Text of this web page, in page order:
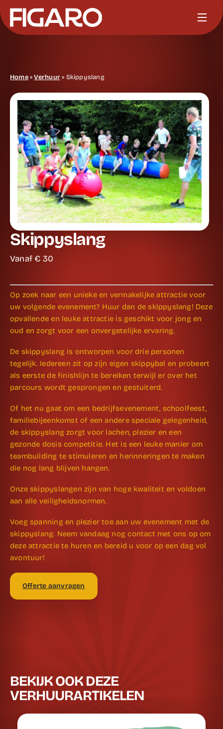
Home»Verhuur» Skippyslang
Skippyslang
Vanaf € 30
Op zoek naar een unieke en vermakelijke attractie voor
uw volgende evenement? Huur dan de skippyslang! Deze
opvallende en leuke attractie is geschikt voor jong en
oud en zorgt voor een onvergetelijke ervaring.
De skippyslang is ontworpen voor drie personen
tegelijk. Iedereen zit op zijn eigen skippybal en probeert
als eerste de finishlijn te bereiken terwijl er over het
parcours wordt gesprongen en gestuiterd.
Of het nu gaat om een bedrijfsevenement, schoolfeest,
familiebijeenkomst of een andere speciale gelegenheid,
de skippyslang zorgt voor lachen, plezier en een
gezonde dosis competitie. Het is een leuke manier om
teambuilding te stimuleren en herinneringen te maken
die nog lang blijven hangen.
Onze skippyslangen zijn van hoge kwaliteit en voldoen
aan alle veiligheidsnormen.
Voeg spanning en plezier toe aan uw evenement met de
skippyslang. Neem vandaag nog contact met ons op om
deze attractie te huren en bereid u voor op een dag vol
avontuur!
Offerte aanvragen
BEKIJK OOK DEZE
VERHUURARTIKELEN